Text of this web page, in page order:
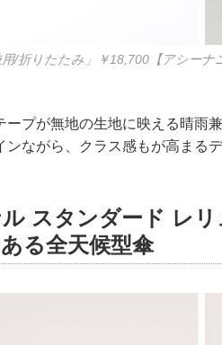
/折りたたみ」￥18,700【アシーナ
ープが無地の生地に映える晴雨
ンながら、クラス感もが高まる
スタンダード レ
る全天候型傘